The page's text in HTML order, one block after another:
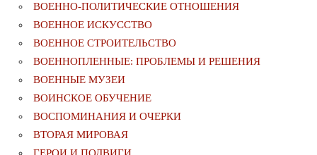
ВОЕННО-ПОЛИТИЧЕСКИE ОТНОШЕНИЯ
ВОЕННОЕ ИСКУССТВО
ВОЕННОЕ СТРОИТЕЛЬСТВО
ВОЕННОПЛЕННЫЕ: ПРОБЛЕМЫ И РЕШЕНИЯ
ВОЕННЫЕ МУЗЕИ
ВОИНСКОЕ ОБУЧЕНИЕ
ВОСПОМИНАНИЯ И ОЧЕРКИ
ВТОРАЯ МИРОВАЯ